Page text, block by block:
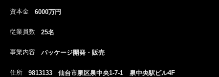
資本金 6000万円
従業員数 25名
事業内容 パッケージ開発・販売
住所 9813133 仙台市泉区泉中央1-7-1 泉中央駅ビル4F